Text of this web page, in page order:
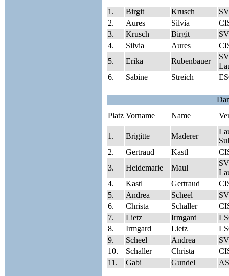
1.
Birgit Krusch
2.
Aures Silvia
3.
Krusch Birgit
4.
Silvia Aures
5.
Erika Rubenbauer
6.
Sabine Streich
Platz Vorname Name
1. Brigitte Maderer
2.
Gertraud Kastl
3.
Heidemarie Maul
4.
Kastl Gertraud
5.
Andrea Scheel
6.
Christa Schaller
7.
Lietz Irmgard
8.
Irmgard Lietz
9.
Scheel Andrea
10.
Schaller Christa
11.
Gabi Gundel